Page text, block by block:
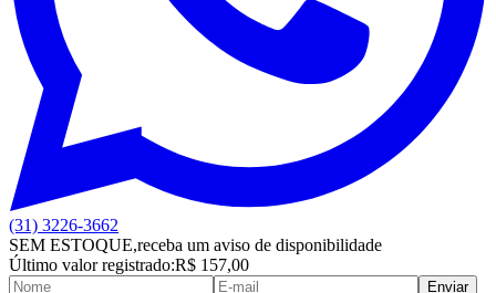
(31) 3226-3662
SEM ESTOQUE,receba um aviso de disponibilidade
Último valor registrado:R$ 157,00
Enviar